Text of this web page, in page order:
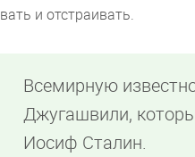
и отстраивать.
Всемирную
Джугашвили,
Иосиф Сталин.